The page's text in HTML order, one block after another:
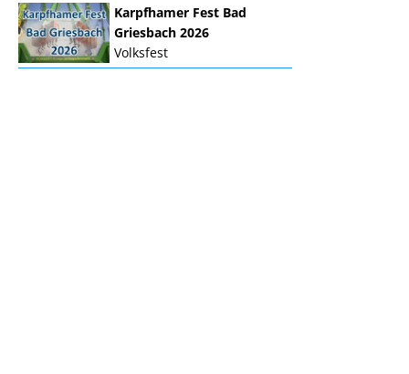
Karpfhamer Fest Bad
Griesbach 2026
Volksfest